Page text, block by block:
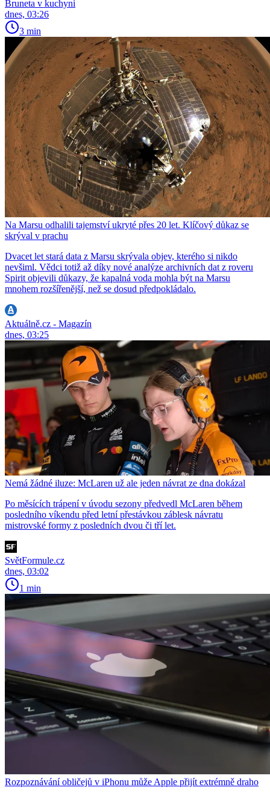
Bruneta v kuchyni
dnes, 03:26
3 min
Na Marsu odhalili tajemství ukryté přes 20 let. Klíčový důkaz se
skrýval v prachu
Dvacet let stará data z Marsu skrývala objev, kterého si nikdo
nevšiml. Vědci totiž až díky nové analýze archivních dat z roveru
Spirit objevili důkazy, že kapalná voda mohla být na Marsu
mnohem rozšířenější, než se dosud předpokládalo.
Aktuálně.cz - Magazín
dnes, 03:25
Nemá žádné iluze: McLaren už ale jeden návrat ze dna dokázal
Po měsících trápení v úvodu sezony předvedl McLaren během
posledního víkendu před letní přestávkou záblesk návratu
mistrovské formy z posledních dvou či tří let.
SvětFormule.cz
dnes, 03:02
1 min
Rozpoznávání obličejů v iPhonu může Apple přijít extrémně draho